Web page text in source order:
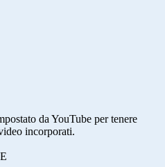
da YouTube per tenere
incorporati.